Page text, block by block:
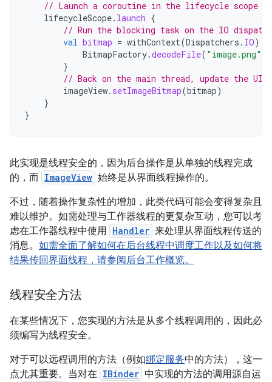
// Launch a coroutine in the lifecycle scope
lifecycleScope. launch {
// Run the blocking task on the IO
val bitmap = withContext(Dispatchers . IO)
BitmapFactory.decodeFile( "image.png"
}
// Back on the main thread, update the UI.
imageView. setImageBitmap(bitmap)
}
}
此实现是线程安全的，因为后台操作是从单独的线程完成
的，而 ImageView 始终是从界面线程操作的。
不过，随着操作复杂性的增加，此类代码可能会变得复杂且
难以维护。如需处理与工作器线程的更复杂互动，您可以考
虑在工作器线程中使用 Handler 来处理从界面线程传送的
消息。 如需全面了解如何在后台线程中调度工作以及如何将
结果传回界面线程，请参阅后台工作概览。
线程安全方法
在某些情况下，您实现的方法是从多个线程调用的，因此必
须编写为线程安全。
对于可以远程调用的方法（例如绑定服务中的方法），这一
点尤其重要。当对在 IBinder 中实现的方法的调用源自运